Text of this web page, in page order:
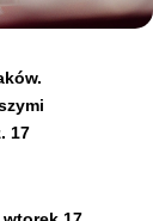
17